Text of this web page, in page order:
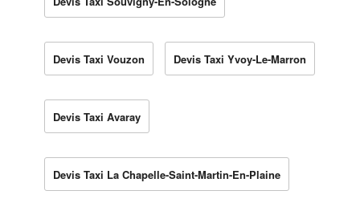
Devis Taxi Vouzon Devis Taxi Yvoy-Le-Marron
Devis Taxi Avaray
Devis Taxi La Chapelle-Saint-Martin-En-Plaine